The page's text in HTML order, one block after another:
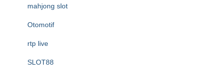
mahjong slot
Otomotif
rtp live
SLOT88